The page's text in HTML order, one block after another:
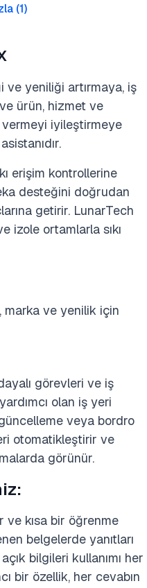
(1)
ve yeniliği artırmaya, iş
ürün, hizmet ve
iyileştirmeye
erişim kontrollerine
desteğini doğrudan
getirir. LunarTech
izole ortamlarla sıkı
marka ve yenilik için
görevleri ve iş
olan iş yeri
veya bordro
otomatikleştirir ve
görünür.
ve kısa bir öğrenme
belgelerde yanıtları
bilgileri kullanımı her
bir özellik, her cevabın